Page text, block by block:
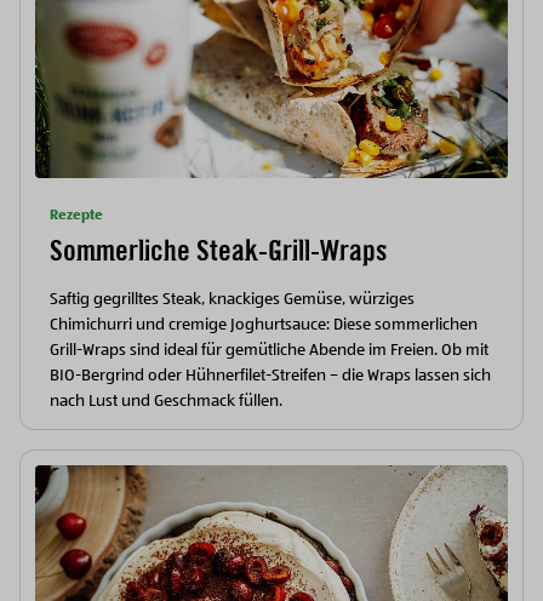
Rezepte
Sommerliche Steak-Grill-Wraps
Saftig gegrilltes Steak, knackiges Gemüse, würziges
Chimichurri und cremige Joghurtsauce: Diese sommerlichen
Grill-Wraps sind ideal für gemütliche Abende im Freien. Ob mit
BIO-Bergrind oder Hühnerfilet-Streifen – die Wraps lassen sich
nach Lust und Geschmack füllen.